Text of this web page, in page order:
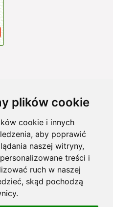
plików cookie
cookie i innych
aby poprawić
naszej witryny,
treści i
ruch w naszej
skąd pochodzą
DO LISTY ZAUFANYCH
SERWISOWYCH